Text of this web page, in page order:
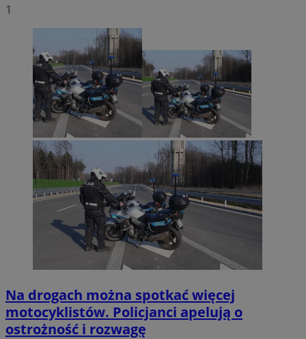
1
Na drogach można spotkać więcej
motocyklistów. Policjanci apelują o
ostrożność i rozwagę